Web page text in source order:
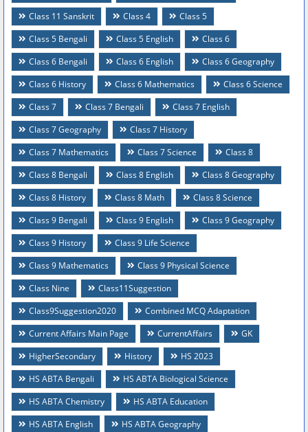
Class 11 Sanskrit
Class 4
Class 5
Class 5 Bengali
Class 5 English
Class 6
Class 6 Bengali
Class 6 English
Class 6 Geography
Class 6 History
Class 6 Mathematics
Class 6 Science
Class 7
Class 7 Bengali
Class 7 English
Class 7 Geography
Class 7 History
Class 7 Mathematics
Class 7 Science
Class 8
Class 8 Bengali
Class 8 English
Class 8 Geography
Class 8 History
Class 8 Math
Class 8 Science
Class 9 Bengali
Class 9 English
Class 9 Geography
Class 9 History
Class 9 Life Science
Class 9 Mathematics
Class 9 Physical Science
Class Nine
Class11Suggestion
Class9Suggestion2020
Combined MCQ Adaptation
Current Affairs Main Page
CurrentAffairs
GK
HigherSecondary
History
HS 2023
HS ABTA Bengali
HS ABTA Biological Science
HS ABTA Chemistry
HS ABTA Education
HS ABTA English
HS ABTA Geography